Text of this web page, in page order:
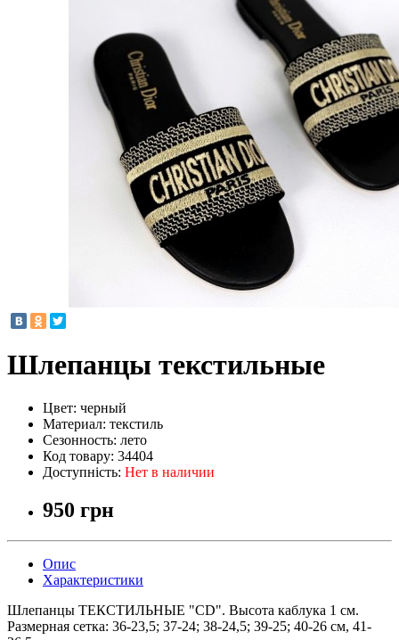
Шлепанцы текстильные
Цвет: черный
Материал: текстиль
Сезонность: лето
Код товару: 34404
Доступність: Нет в наличии
950 грн
Опис
Характеристики
Шлепанцы ТЕКСТИЛЬНЫЕ "CD". Высота каблука 1 см.
Размерная сетка: 36-23,5; 37-24; 38-24,5; 39-25; 40-26 см, 41-